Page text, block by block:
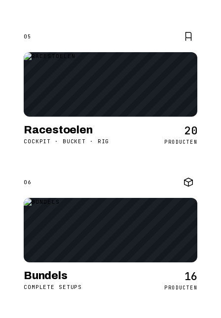
05
Racestoelen
COCKPIT · BUCKET · RIG
20
PRODUCTEN
06
Bundels
COMPLETE SETUPS
16
PRODUCTEN